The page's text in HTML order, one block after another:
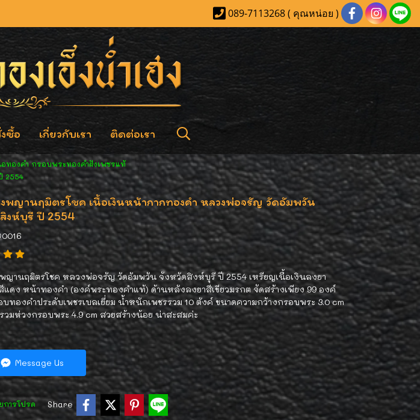
089-7113268 ( คุณหน่อย )
ซื้อ เกี่ยวกับเรา ติดต่อเรา
ทองคำ กรอบพระทองคำฝังเพชรแท้
2554
พญานฤมิตรโชค เนื้อเงินหน้ากากทองคำ หลวงพ่อจรัญ วัดอัมพวัน
งห์บุรี ปี 2554
ญานฤมิตรโชค หลวงพ่อจรัญ วัดอัมพวัน จังหวัดสิงห์บุรี ปี 2554 เหรียญเนื้อเงินลงยา
แดง หน้าทองคำ (องค์พระทองคำแท้) ด้านหลังลงยาสีเขียวมรกต จัดสร้างเพียง 99 องค์
บทองคำประดับเพชรเบลเยี่ยม น้ำหนักเพชรรวม 10 ตังค์ ขนาดความกว้างกรอบพระ 3.0 cm
วมห่วงกรอบพระ 4.9 cm สวยสร้างน้อย น่าสะสมค่ะ
Message Us
การโปรด Share